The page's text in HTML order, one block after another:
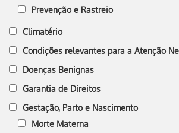
Prevenção e Rastreio
Climatério
Condições relevantes para a Atenção
Doenças Benignas
Garantia de Direitos
Gestação, Parto e Nascimento
Morte Materna